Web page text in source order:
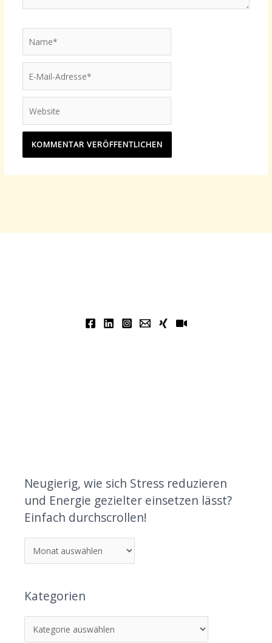
Mail-
Adresse*
Neugierig, wie sich Stress reduzieren
und Energie gezielter einsetzen lässt?
Einfach durchscrollen!
Kategorien